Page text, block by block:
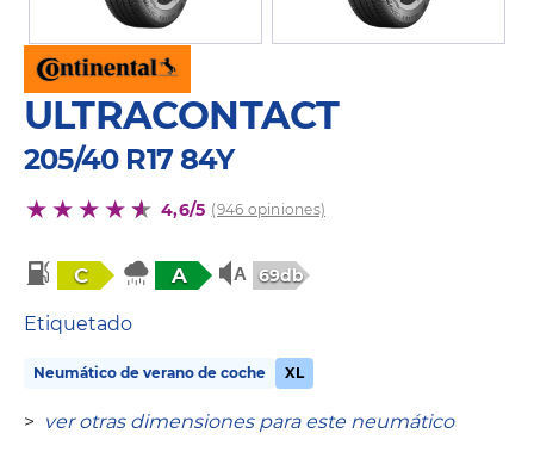
ULTRACONTACT
205/40 R17 84Y
4,6/5 (946 opiniones)
C A 69db
Etiquetado
Neumático de verano de coche XL
> ver otras dimensiones para este neumático